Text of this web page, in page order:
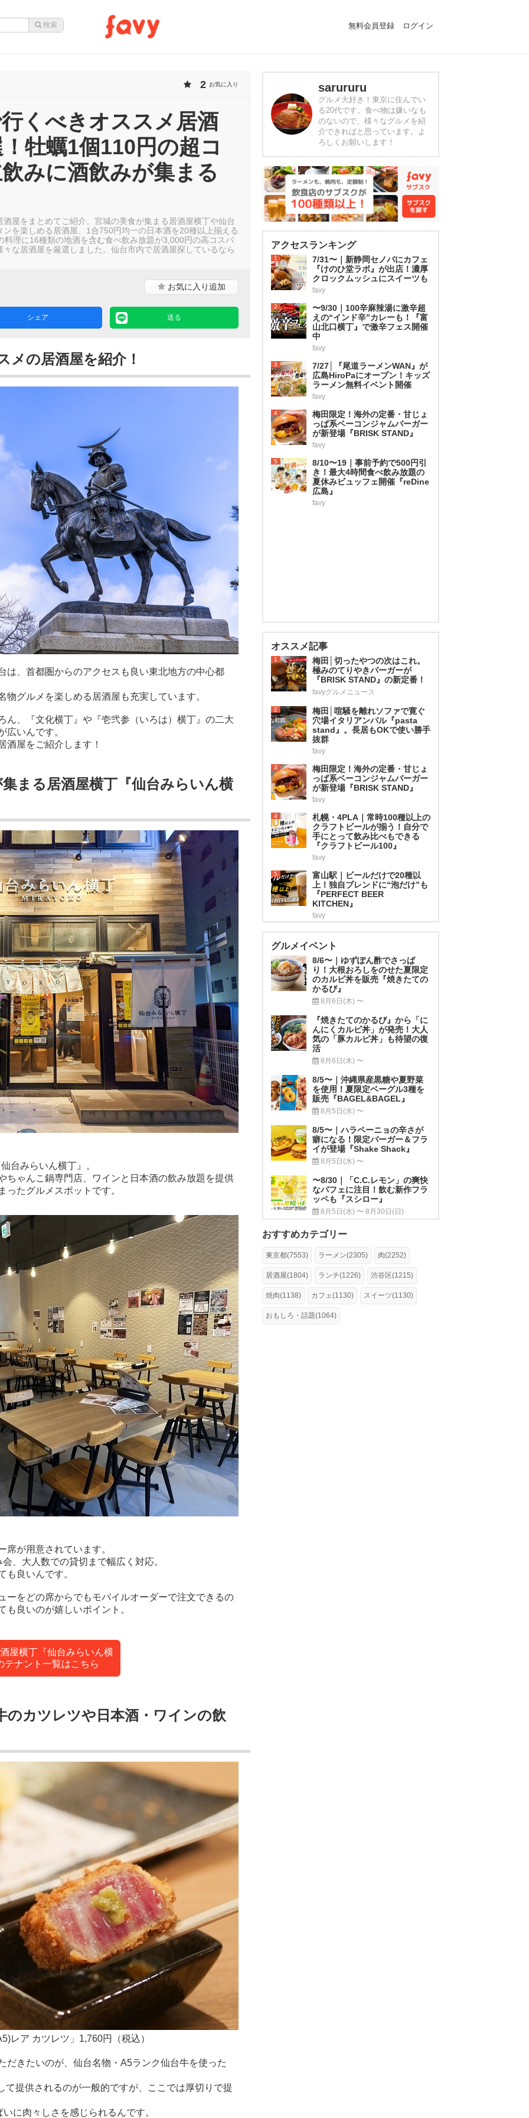
無料会員登録 ログイン
2 お気に入り
くべきオススメ居酒
牡蠣1個110円の超コ
みに酒飲みが集まる
酒屋をまとめてご紹介。宮城の美食が集まる居酒屋横丁や仙台
ンを楽しめる居酒屋、1合750円均一の日本酒を20種以上揃える
料理に16種類の地酒を含む食べ飲み放題が3,000円の高コスパ
々な居酒屋を厳選しました。仙台市内で居酒屋探しているなら
お気に入り追加
シェア 送る
メの居酒屋を紹介！
は、首都圏からのアクセスも良い東北地方の中心都
グルメを楽しめる居酒屋も充実しています。
ん、『文化横丁』や『壱弐参（いろは）横丁』の二大
広いんです。
酒屋をご紹介します！
まる居酒屋横丁『仙台みらいん横
台みらいん横丁』。
ちゃんこ鍋専門店、ワインと日本酒の飲み放題を提供
たグルメスポットです。
席が用意されています。
、大人数での貸切まで幅広く対応。
も良いんです。
ーをどの席からでもモバイルオーダーで注文できるの
良いのが嬉しいポイント。
屋横丁『仙台みらいん横
テナント一覧はこちら
のカツレツや日本酒・ワインの飲
レア カツレツ」1,760円（税込）
だきたいのが、仙台名物・A5ランク仙台牛を使った
て提供されるのが一般的ですが、ここでは厚切りで提
に肉々しさを感じられるんです。
sarururu
グルメ大好き！東京に住んでい
る20代です。食べ物は嫌いなも
のないので、様々なグルメを紹
介できればと思っています。よ
ろしくお願いします！
アクセスランキング
1
7/31〜｜新静岡セノバにカフェ
『けのひ堂ラボ』が出店！濃厚
クロックムッシュにスイーツも
favy
2
〜9/30｜100辛麻辣湯に激辛超
えの“インド辛”カレーも！『富
山北口横丁』で激辛フェス開催
中
favy
3
7/27│『尾道ラーメンWAN』が
広島HiroPaにオープン！キッズ
ラーメン無料イベント開催
favy
4
梅田限定！海外の定番・甘じょ
っぱ系ベーコンジャムバーガー
が新登場『BRISK STAND』
favy
5
8/10〜19｜事前予約で500円引
き！最大4時間食べ飲み放題の
夏休みビュッフェ開催『reDine
広島』
favy
オススメ記事
1
梅田│切ったやつの次はこれ。
極みのてりやきバーガーが
『BRISK STAND』の新定番！
favyグルメニュース
2
梅田│喧騒を離れソファで寛ぐ
穴場イタリアンバル『pasta
stand』。長居もOKで使い勝手
抜群
favy
3
梅田限定！海外の定番・甘じょ
っぱ系ベーコンジャムバーガー
が新登場『BRISK STAND』
favy
4
札幌・4PLA｜常時100種以上の
クラフトビールが揃う！自分で
手にとって飲み比べもできる
『クラフトビール100』
favy
5
富山駅｜ビールだけで20種以
上！独自ブレンドに“泡だけ”も
『PERFECT BEER
KITCHEN』
favy
グルメイベント
8/6〜｜ゆずぽん酢でさっぱ
り！大根おろしをのせた夏限定
のカルビ丼を販売『焼きたての
かるび』
8月6日(木) 〜
『焼きたてのかるび』から「に
んにくカルビ丼」が発売！大人
気の「豚カルビ丼」も待望の復
活
8月6日(木) 〜
8/5〜｜沖縄県産黒糖や夏野菜
を使用！夏限定ベーグル3種を
販売『BAGEL&BAGEL』
8月5日(水) 〜
8/5〜｜ハラペーニョの辛さが
癖になる！限定バーガー＆フラ
イが登場『Shake Shack』
8月5日(水) 〜
〜8/30｜「C.C.レモン」の爽快
なパフェに注目！飲む新作フラ
ッペも『スシロー』
8月5日(水) 〜 8月30日(日)
おすすめカテゴリー
東京都(7553) ラーメン(2305) 肉(2252)
居酒屋(1804) ランチ(1226) 渋谷区(1215)
焼肉(1138) カフェ(1130) スイーツ(1130)
おもしろ・話題(1064)